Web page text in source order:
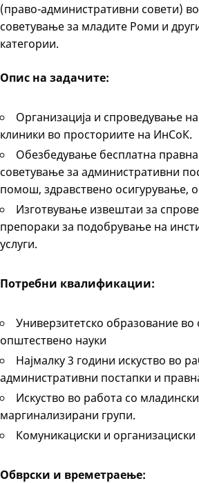
(право-административни совети)
советување за младите Роми и
категории.
Опис на задачите:
Организација и спроведување
клиники во просториите на ИнСоК.
Обезбедување бесплатна
советување за административни
помош, здравствено осигурување,
Изготвување извештаи за
препораки за подобрување на
услуги.
Потребни квалификации:
Универзитетско образование во
општествено науки
Најмалку 3 години искуство во
административни постапки и
Искуство во работа со
маргинализирани групи.
Комуникациски и
Обврски и времетраење: